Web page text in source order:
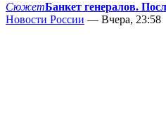
СюжетБанкет генералов.
Новости России — Вчера, 23:58